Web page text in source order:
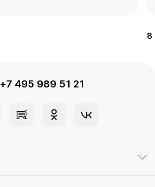
8
+7 495 989 51 21